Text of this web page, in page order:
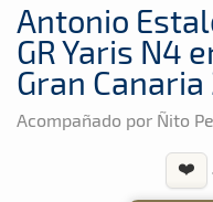
Antonio
GR Yaris N4
Gran Canaria
Acompañado por Ñito
❤️ ·